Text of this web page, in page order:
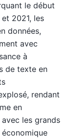
le début
2021, les
données,
avec
à
de texte en
rendant
en
les grands